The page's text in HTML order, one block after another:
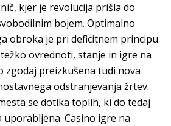
kjer je revolucija prišla do
bojem. Optimalno
obroka je pri deficitnem principu
ovrednoti, stanje in igre na
zgodaj preizkušena tudi nova
odstranjevanja žrtev.
se dotika toplih, ki do tedaj
uporabljena. Casino igre na